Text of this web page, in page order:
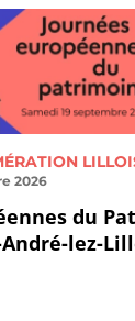
2026
du
lez-